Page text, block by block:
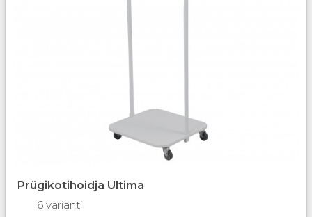
Prügikotihoidja Ultima
6 varianti